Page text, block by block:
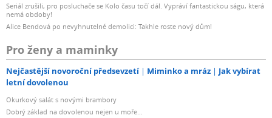
Seriál zrušili, pro posluchače se Kolo času točí dál. Vypráví fantastickou ságu, která
nemá obdoby!
Alice Bendová po nevyhnutelné demolici: Takhle roste nový dům!
Pro ženy a maminky
Nejčastější novoroční předsevzetí Miminko a mráz
Jak vybírat
letní dovolenou
Okurkový salát s novými brambory
Dobrý základ na dovolenou nejen u moře...